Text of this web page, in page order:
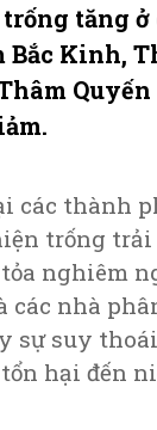
tăng ở
Bắc Kinh,
các thành
trống
nghiêm
các nhà
sự suy
hại đến